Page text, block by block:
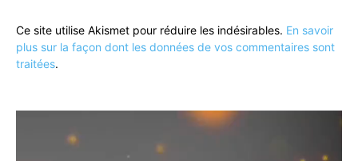
Ce site utilise Akismet pour réduire les indésirables. En savoir
plus sur la façon dont les données de vos commentaires sont
traitées.